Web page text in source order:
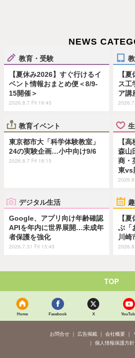
NEWS
教育・受験
【夏休み2026】すぐ行けるイ
ベント情報おまとめ便＜8/9-
15開催＞
2026.8.7 Fri 19:45
【
ス工
ア講
教育イベント
東京都市大「科学体験教室」
24の実験企画…小中向け9/6
2026.8.7 Fri 18:15
【
森山
商・
東vs
デジタル生活
Google、アプリ向け年齢確認
APIを年内に世界展開…未成年
者保護を強化
2026.7.31 Fri 13:45
【
ぶ「
川崎
TOP
Home Facebook X
お問合せ 広告掲載 会社概要
個人情報保護方針